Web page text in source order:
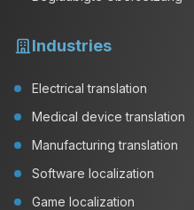
Industries
Electrical translation
Medical device translation
Manufacturing translation
Software localization
Game localization